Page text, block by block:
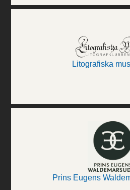
Litografiska
Prins Eugens